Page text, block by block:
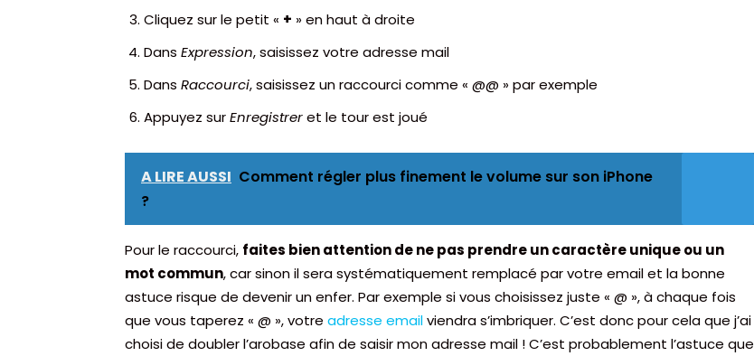
Cliquez sur le petit « + » en haut à droite
Dans Expression, saisissez votre adresse mail
Dans Raccourci, saisissez un raccourci comme « @@ » par exemple
Appuyez surEnregistreret le tour est joué
A LIRE AUSSI Comment régler plus finement le volume sur son iPhone
?
Pour le raccourci, faites bien attention de ne pas prendre un caractère unique ou un
mot commun, car sinon il sera systématiquement remplacé par votre email et la bonne
astuce risque de devenir un enfer. Par exemple si vous choisissez juste « @ », à chaque fois
que vous taperez « @ », votre adresse emailviendra s’imbriquer. C’est donc pour cela que j’ai
choisi de doubler l’arobase afin de saisir mon adresse mail ! C’est probablement l’astuce que